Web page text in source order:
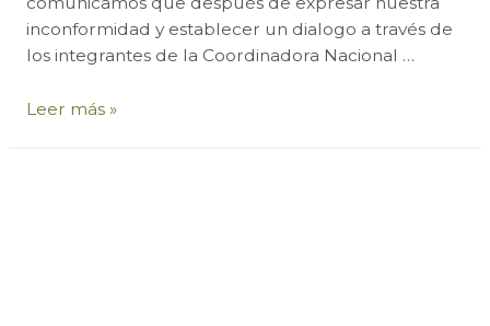
inconformidad y establecer un dialogo a través de
los integrantes de la Coordinadora Nacional …
Unidos
Leer más »